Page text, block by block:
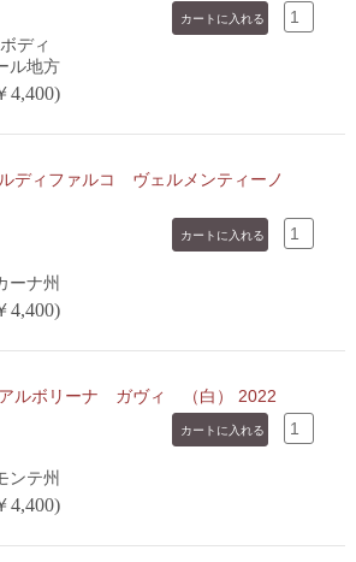
ディ
ル地方
4,400)
ディファルコ ヴェルメンティーノ
ナ州
4,400)
ルボリーナ ガヴィ （白） 2022
テ州
4,400)